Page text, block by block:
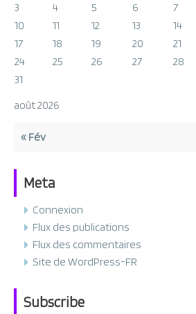
août 2026
3
4 5 6 7
10
11 12 13 14
17
18 19 20 21
24
25 26 27 28
31
« Fév
Meta
Connexion
Flux des publications
Flux des commentaires
Site de WordPress-FR
Subscribe